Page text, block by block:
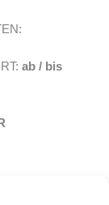
ab / bis